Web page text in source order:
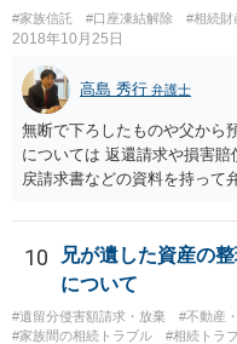
と親子関係を結びたいと思っ
子縁組の必要があり 氏も変
しているとは言え、自分の子
望。もちろん私もそうできれ
るいは 遺言書などで その
士に相談してみてください。
#家族信託 #口座凍結解除 #相続財
2018年10月25日
高島 秀行 弁護士
無断で下ろしたものや父から
については 返還請求や損害
戻請求書などの資料を持って
10
兄が遺した資産の
について
#遺留分侵害額請求・放棄 #不動産
#家族間の相続トラブル
#相続トラ